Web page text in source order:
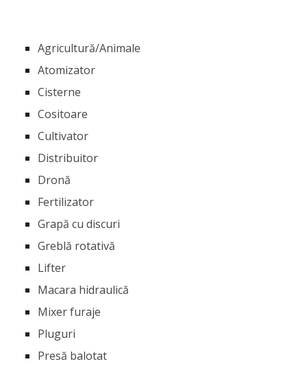
Agricultură/Animale
Atomizator
Cisterne
Cositoare
Cultivator
Distribuitor
Dronă
Fertilizator
Grapă cu discuri
Greblă rotativă
Lifter
Macara hidraulică
Mixer furaje
Pluguri
Presă balotat